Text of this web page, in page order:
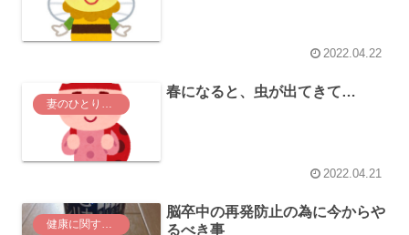
2022.04.22
妻のひとりごと
春になると、虫が出てきて…
2022.04.21
脳卒中の再発防止の為に今からや
るべき事